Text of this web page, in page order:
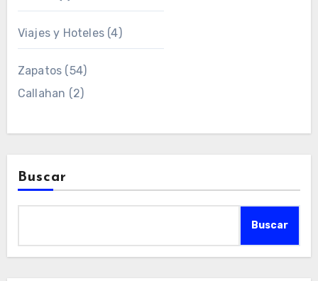
Viajes y Hoteles(4)
Zapatos (54)
Callahan (2)
Buscar
Buscar